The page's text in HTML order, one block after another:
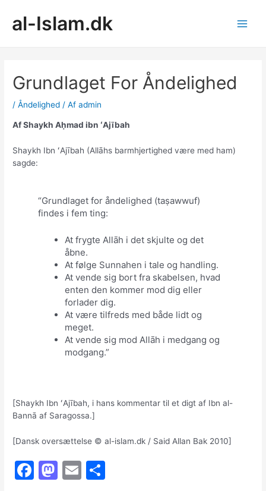
indholdet
al-Islam.dk
Grundlaget For Åndelighed
/Åndelighed / Afadmin
Af Shaykh Aḥmad ibn ʻAjībah
Shaykh Ibn ʻAjībah (Allāhs barmhjertighed være med ham)
sagde:
“Grundlaget for åndelighed (taṣawwuf)
findes i fem ting:
At frygte Allāh i det skjulte og det
åbne.
At følge Sunnahen i tale og handling.
At vende sig bort fra skabelsen, hvad
enten den kommer mod dig eller
forlader dig.
At være tilfreds med både lidt og
meget.
At vende sig mod Allāh i medgang og
modgang.”
[Shaykh Ibn ʻAjībah, i hans kommentar til et digt af Ibn al-
Bannā af Saragossa.]
[Dansk oversættelse © al-islam.dk / Said Allan Bak 2010]
F
M E